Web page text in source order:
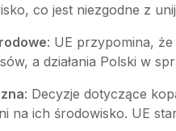
co jest niezgodne z
: UE przypomina,
a działania Polski w
: Decyzje dotyczące
na ich środowisko. UE